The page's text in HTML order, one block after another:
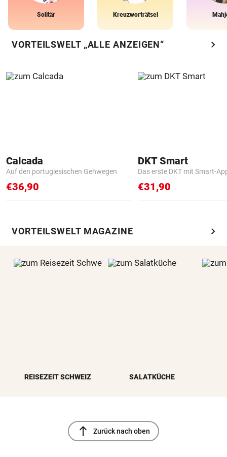
Solitär Kreuzworträtsel
VORTEILSWELT „ALLE ANZEIGEN“ chevron_right
Calcada
Auf den portugiesischen Gehwegen
€36,90
DKT Smart
Das erste DKT mit Smart-
€31,90
VORTEILSWELT MAGAZINE chevron_right
REISEZEIT SCHWEIZ SALATKÜCHE
north Zurück nach oben